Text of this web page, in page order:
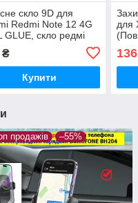
скло 9D для
Redmi Note 12 4G
GLUE, скло редмі
4 джі на весь екран
клей
Купити
для
136
продажів –55%